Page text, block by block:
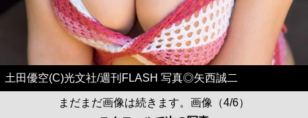
土田優空(C)光文社/週刊FLASH 写真◎矢西誠二
まだまだ画像は続きます。画像（4/6）